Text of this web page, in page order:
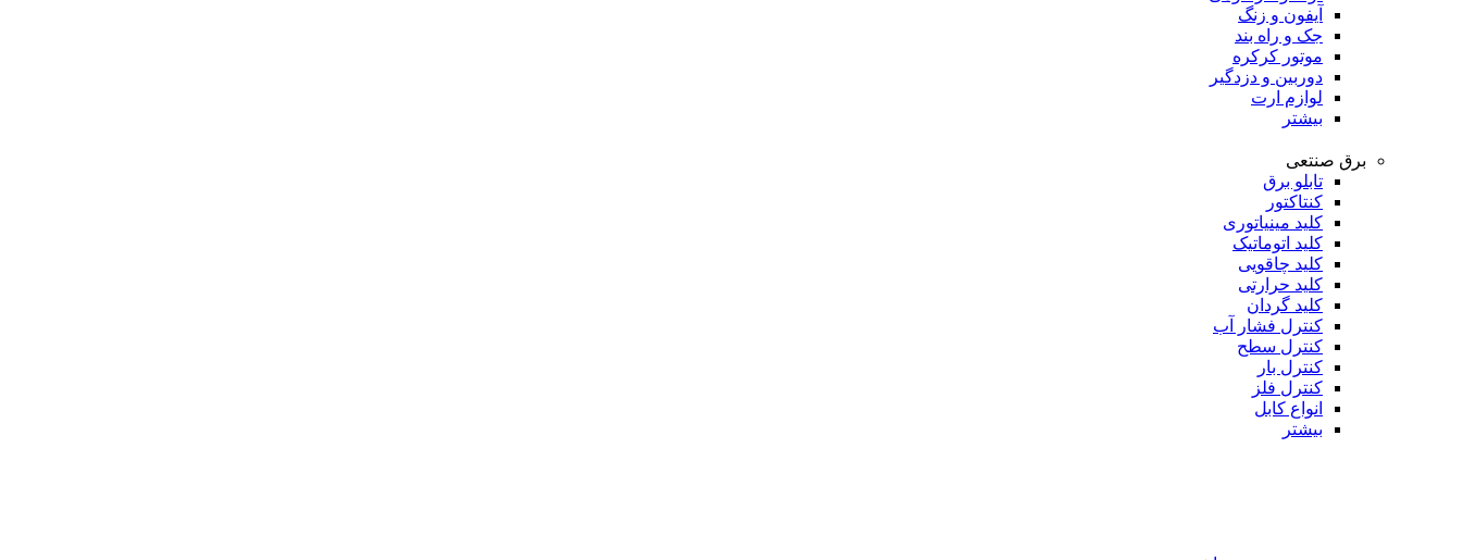
آیفون و زنگ
جک و راه بند
موتور کرکره
دوربین و دزدگیر
لوازم ارت
بیشتر
برق صنتعی
تابلو برق
کنتاکتور
کلید مینیاتوری
کلید اتوماتیک
کلید چاقویی
کلید حرارتی
کلید گردان
کنترل فشار آب
کنترل سطح
کنترل بار
کنترل فلز
انواع کابل
بیشتر